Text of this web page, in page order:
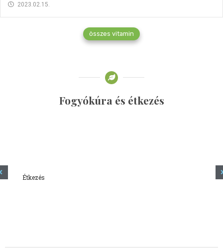
2023.02.15.
összes vitamin
Fogyókúra és étkezés
Étkezés